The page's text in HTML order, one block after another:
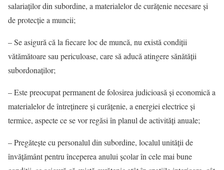
salariaţilor din subordine, a materialelor de curăţenie necesare şi
de protecţie a muncii;
– Se asigură că la fiecare loc de muncă, nu există condiţii
vătămătoare sau periculoase, care să aducă atingere sănătăţii
subordonaţilor;
– Este preocupat permanent de folosirea judicioasă şi economică a
materialelor de întreţinere şi curăţenie, a energiei electrice şi
termice, aspecte ce se vor regăsi în planul de activităţi anuale;
– Pregăteşte cu personalul din subordine, localul unității de
învățământ pentru începerea anului şcolar în cele mai bune